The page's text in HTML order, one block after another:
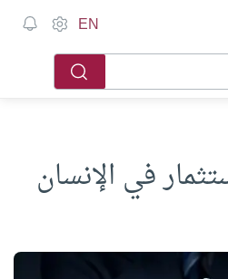
EN
في الإنسان